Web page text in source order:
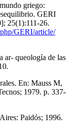
griego:
GERI
25(1):111-26.
GERI/article/
ar- queología de las
En: Mauss M,
1979. p. 337-
Paidós; 1996.